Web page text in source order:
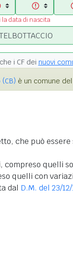
la data di nascita
i CF dei nuovi
è un comune
che può
compreso quelli
quelli con
dal D.M. del 23/12/